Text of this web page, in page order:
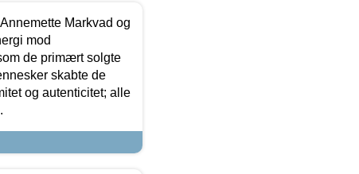
Markvad og
mod
de primært solgte
skabte de
og autenticitet; alle